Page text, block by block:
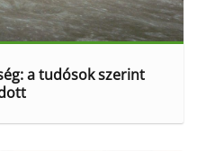
a tudósok szerint